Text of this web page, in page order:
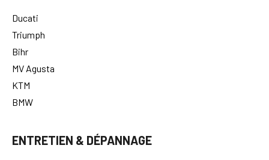
Ducati
Triumph
Bihr
MV Agusta
KTM
BMW
ENTRETIEN & DÉPANNAGE